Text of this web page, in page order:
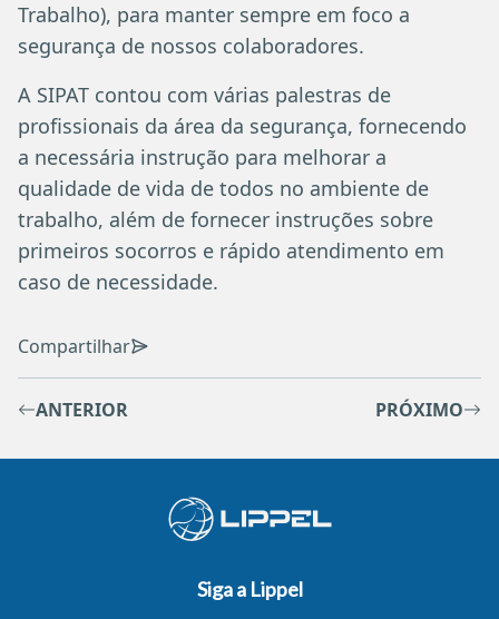
Trabalho), para manter sempre em foco a
segurança de nossos colaboradores.
A SIPAT contou com várias palestras de
profissionais da área da segurança, fornecendo
a necessária instrução para melhorar a
qualidade de vida de todos no ambiente de
trabalho, além de fornecer instruções sobre
primeiros socorros e rápido atendimento em
caso de necessidade.
Compartilhar
ANTERIOR PRÓXIMO
Siga a Lippel